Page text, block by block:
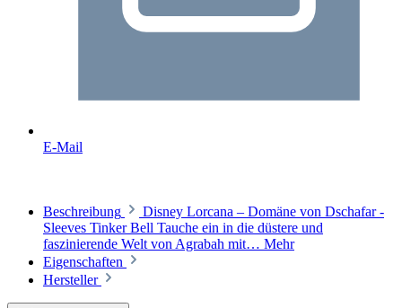
E-Mail
Beschreibung
Disney Lorcana – Domäne von Dschafar -
Sleeves Tinker Bell Tauche ein in die düstere und
faszinierende Welt von Agrabah mit… Mehr
Eigenschaften
Hersteller